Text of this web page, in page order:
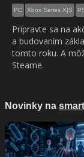
PC Xbox Series X|S
Pripravte sa na
a budovaním
tomto roku. A
Steame.